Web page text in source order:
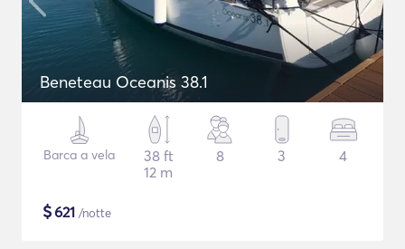
Beneteau Oceanis 38.1
Barca a vela
38 ft
12 m
8 3 4
$621 /notte